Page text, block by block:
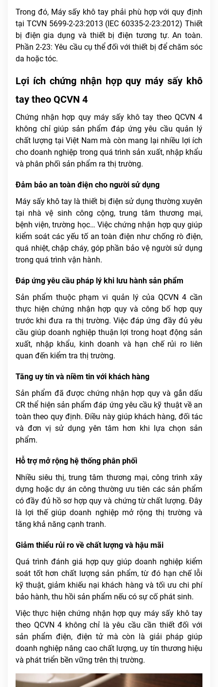
Trong đó, Máy sấy khô tay phải phù hợp với quy định
tại TCVN 5699-2-23:2013 (IEC 60335-2-23:2012) Thiết
bị điện gia dụng và thiết bị điện tương tự. An toàn.
Phần 2-23: Yêu cầu cụ thể đối với thiết bị để chăm sóc
da hoặc tóc.
Lợi ích chứng nhận hợp quy máy sấy khô
tay theo QCVN 4
Chứng nhận hợp quy máy sấy khô tay theo QCVN 4
không chỉ giúp sản phẩm đáp ứng yêu cầu quản lý
chất lượng tại Việt Nam mà còn mang lại nhiều lợi ích
cho doanh nghiệp trong quá trình sản xuất, nhập khẩu
và phân phối sản phẩm ra thị trường.
Đảm bảo an toàn điện cho người sử dụng
Máy sấy khô tay là thiết bị điện sử dụng thường xuyên
tại nhà vệ sinh công cộng, trung tâm thương mại,
bệnh viện, trường học… Việc chứng nhận hợp quy giúp
kiểm soát các yếu tố an toàn điện như chống rò điện,
quá nhiệt, chập cháy, góp phần bảo vệ người sử dụng
trong quá trình vận hành.
Đáp ứng yêu cầu pháp lý khi lưu hành sản phẩm
Sản phẩm thuộc phạm vi quản lý của QCVN 4 cần
thực hiện chứng nhận hợp quy và công bố hợp quy
trước khi đưa ra thị trường. Việc đáp ứng đầy đủ yêu
cầu giúp doanh nghiệp thuận lợi trong hoạt động sản
xuất, nhập khẩu, kinh doanh và hạn chế rủi ro liên
quan đến kiểm tra thị trường.
Tăng uy tín và niềm tin với khách hàng
Sản phẩm đã được chứng nhận hợp quy và gắn dấu
CR thể hiện sản phẩm đáp ứng yêu cầu kỹ thuật về an
toàn theo quy định. Điều này giúp khách hàng, đối tác
và đơn vị sử dụng yên tâm hơn khi lựa chọn sản
phẩm.
Hỗ trợ mở rộng hệ thống phân phối
Nhiều siêu thị, trung tâm thương mại, công trình xây
dựng hoặc dự án công thường ưu tiên các sản phẩm
có đầy đủ hồ sơ hợp quy và chứng từ chất lượng. Đây
là lợi thế giúp doanh nghiệp mở rộng thị trường và
tăng khả năng cạnh tranh.
Giảm thiểu rủi ro về chất lượng và hậu mãi
Quá trình đánh giá hợp quy giúp doanh nghiệp kiểm
soát tốt hơn chất lượng sản phẩm, từ đó hạn chế lỗi
kỹ thuật, giảm khiếu nại khách hàng và tối ưu chi phí
bảo hành, thu hồi sản phẩm nếu có sự cố phát sinh.
Việc thực hiện chứng nhận hợp quy máy sấy khô tay
theo QCVN 4 không chỉ là yêu cầu cần thiết đối với
sản phẩm điện, điện tử mà còn là giải pháp giúp
doanh nghiệp nâng cao chất lượng, uy tín thương hiệu
và phát triển bền vững trên thị trường.